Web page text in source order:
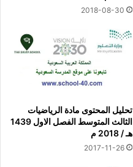
2018-08-30
تحليل المحتوى مادة الرياضيات
الثالث المتوسط الفصل الاول 1439
هـ / 2018 م
2017-11-26